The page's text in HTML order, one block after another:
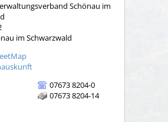
Schönau im
im Schwarzwald
07673 8204-0
07673 8204-14